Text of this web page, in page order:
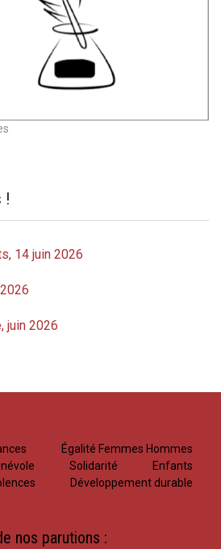
!
14 juin 2026
juin 2026
Égalité Femmes Hommes
Solidarité
Enfants
Développement durable
nos parutions :